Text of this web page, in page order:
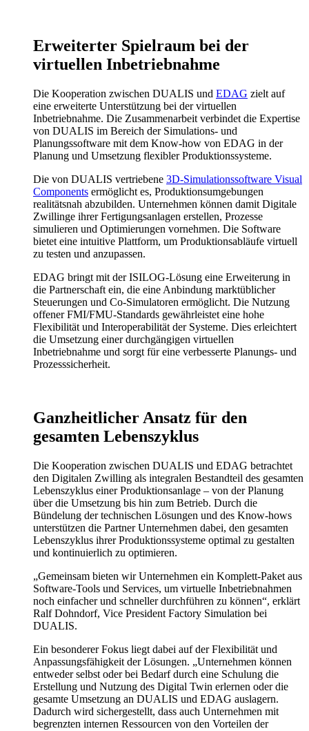
Erweiterter Spielraum bei der
virtuellen Inbetriebnahme
Die Kooperation zwischen DUALIS und EDAG zielt auf
eine erweiterte Unterstützung bei der virtuellen
Inbetriebnahme. Die Zusammenarbeit verbindet die Expertise
von DUALIS im Bereich der Simulations- und
Planungssoftware mit dem Know-how von EDAG in der
Planung und Umsetzung flexibler Produktionssysteme.
Die von DUALIS vertriebene 3D-Simulationssoftware Visual
Components ermöglicht es, Produktionsumgebungen
realitätsnah abzubilden. Unternehmen können damit Digitale
Zwillinge ihrer Fertigungsanlagen erstellen, Prozesse
simulieren und Optimierungen vornehmen. Die Software
bietet eine intuitive Plattform, um Produktionsabläufe virtuell
zu testen und anzupassen.
EDAG bringt mit der ISILOG-Lösung eine Erweiterung in
die Partnerschaft ein, die eine Anbindung marktüblicher
Steuerungen und Co-Simulatoren ermöglicht. Die Nutzung
offener FMI/FMU-Standards gewährleistet eine hohe
Flexibilität und Interoperabilität der Systeme. Dies erleichtert
die Umsetzung einer durchgängigen virtuellen
Inbetriebnahme und sorgt für eine verbesserte Planungs- und
Prozesssicherheit.
Ganzheitlicher Ansatz für den
gesamten Lebenszyklus
Die Kooperation zwischen DUALIS und EDAG betrachtet
den Digitalen Zwilling als integralen Bestandteil des gesamten
Lebenszyklus einer Produktionsanlage – von der Planung
über die Umsetzung bis hin zum Betrieb. Durch die
Bündelung der technischen Lösungen und des Know-hows
unterstützen die Partner Unternehmen dabei, den gesamten
Lebenszyklus ihrer Produktionssysteme optimal zu gestalten
und kontinuierlich zu optimieren.
„Gemeinsam bieten wir Unternehmen ein Komplett-Paket aus
Software-Tools und Services, um virtuelle Inbetriebnahmen
noch einfacher und schneller durchführen zu können“, erklärt
Ralf Dohndorf, Vice President Factory Simulation bei
DUALIS.
Ein besonderer Fokus liegt dabei auf der Flexibilität und
Anpassungsfähigkeit der Lösungen. „Unternehmen können
entweder selbst oder bei Bedarf durch eine Schulung die
Erstellung und Nutzung des Digital Twin erlernen oder die
gesamte Umsetzung an DUALIS und EDAG auslagern.
Dadurch wird sichergestellt, dass auch Unternehmen mit
begrenzten internen Ressourcen von den Vorteilen der